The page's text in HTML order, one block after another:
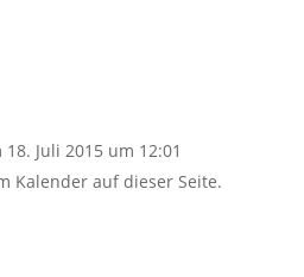
18. Juli 2015 um 12:01
Kalender auf dieser Seite.